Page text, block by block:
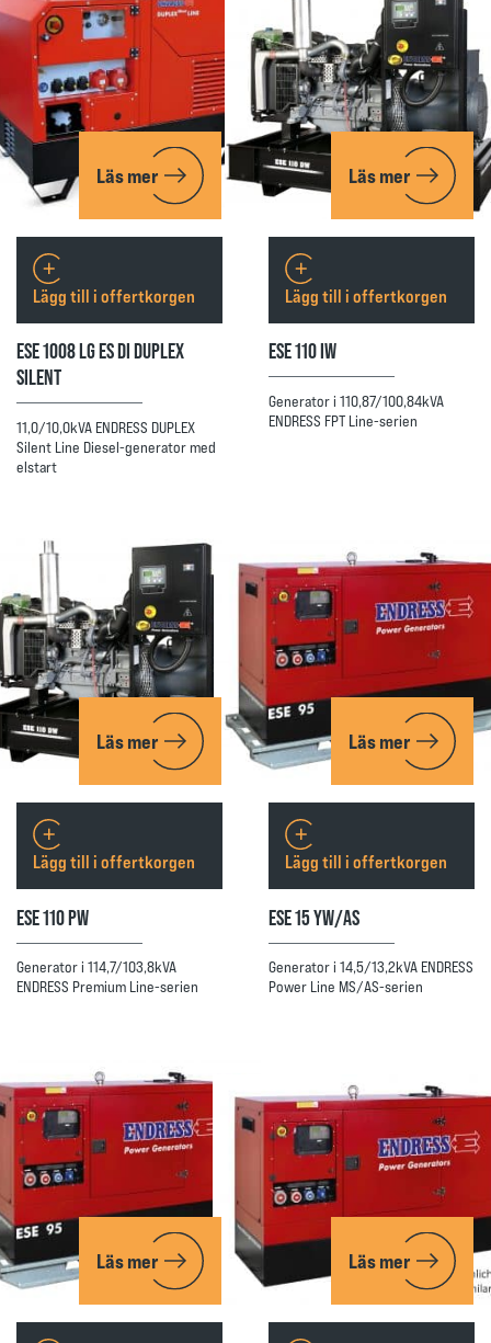
Läs mer
ESE 1008 LG ES DI DUPLEX
SILENT
11,0/10,0kVA ENDRESS DUPLEX
Silent Line Diesel-generator med
elstart
Lägg till i offertkorgen
Läs mer
ESE 110 IW
Generator i 110,87/100,84kVA
ENDRESS FPT Line-serien
Lägg till i offertkorgen
Läs mer
ESE 110 PW
Generator i 114,7/103,8kVA
ENDRESS Premium Line-serien
Lägg till i offertkorgen
Läs mer
ESE 15 YW/AS
Generator i 14,5/13,2kVA ENDRESS
Power Line MS/AS-serien
Lägg till i offertkorgen
Läs mer Läs mer